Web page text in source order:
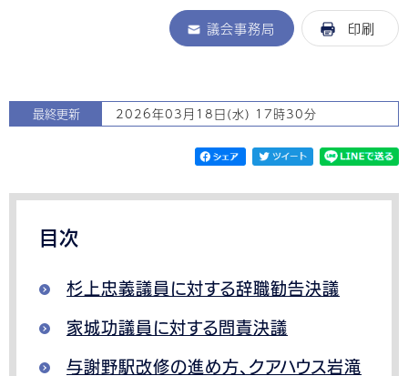
議会事務局 印刷
最終更新 2026年03月18日(水) 17時30分
目次
杉上忠義議員に対する辞職勧告決議
家城功議員に対する問責決議
与謝野駅改修の進め方、クアハウス岩滝